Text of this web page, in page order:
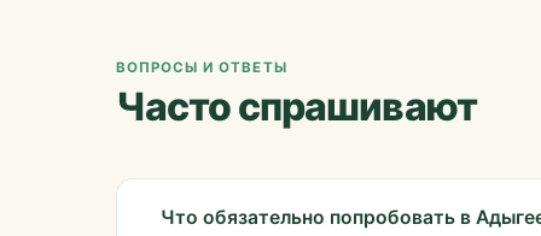
ВОПРОСЫ И ОТВЕТЫ
Часто спрашивают
Что обязательно попробовать в